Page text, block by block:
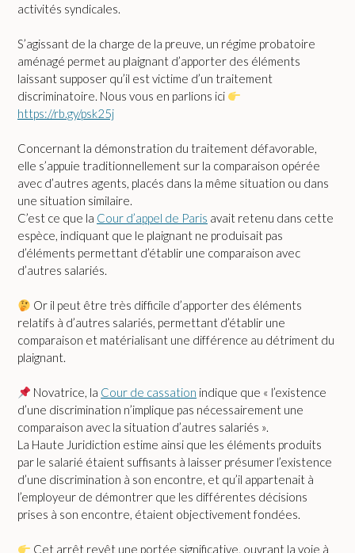
activités syndicales.
S’agissant de la charge de la preuve, un régime probatoire
aménagé permet au plaignant d’apporter des éléments
laissant supposer qu’il est victime d’un traitement
discriminatoire. Nous vous en parlions ici
https://rb.gy/psk25j
Concernant la démonstration du traitement défavorable,
elle s’appuie traditionnellement sur la comparaison opérée
avec d’autres agents, placés dans la même situation ou dans
une situation similaire.
C’est ce que la Cour d’appel de Paris avait retenu dans cette
espèce, indiquant que le plaignant ne produisait pas
d’éléments permettant d’établir une comparaison avec
d’autres salariés.
Or il peut être très difficile d’apporter des éléments
relatifs à d’autres salariés, permettant d’établir une
comparaison et matérialisant une différence au détriment du
plaignant.
Novatrice, la Cour de cassation indique que « l’existence
d’une discrimination n’implique pas nécessairement une
comparaison avec la situation d’autres salariés ».
La Haute Juridiction estime ainsi que les éléments produits
par le salarié étaient suffisants à laisser présumer l’existence
d’une discrimination à son encontre, et qu’il appartenait à
l’employeur de démontrer que les différentes décisions
prises à son encontre, étaient objectivement fondées.
Cet arrêt revêt une portée significative, ouvrant la voie à